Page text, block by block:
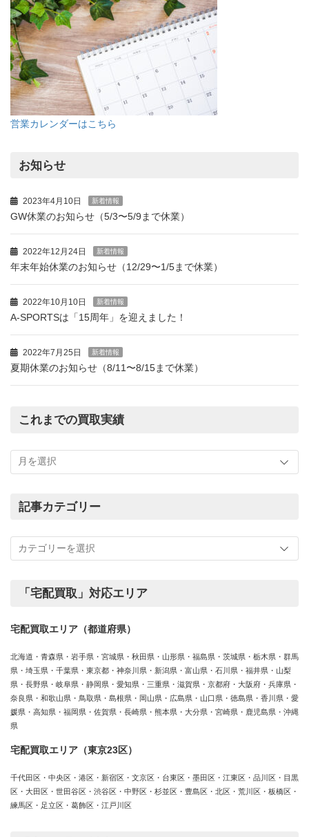
営業カレンダーはこちら
お知らせ
2023年4月10日 新着情報
GW休業のお知らせ（5/3〜5/9まで休業）
2022年12月24日 新着情報
年末年始休業のお知らせ（12/29〜1/5まで休業）
2022年10月10日 新着情報
A-SPORTSは「15周年」を迎えました！
2022年7月25日 新着情報
夏期休業のお知らせ（8/11〜8/15まで休業）
これまでの買取実績
ま
の
績
記事カテゴリー
カ
「宅配買取」対応エリア
宅配買取エリア（都道府県）
北海道・青森県・岩手県・宮城県・秋田県・山形県・福島県・茨城県・栃木県・群馬
県・埼玉県・千葉県・東京都・神奈川県・新潟県・富山県・石川県・福井県・山梨
県・長野県・岐阜県・静岡県・愛知県・三重県・滋賀県・京都府・大阪府・兵庫県・
奈良県・和歌山県・鳥取県・島根県・岡山県・広島県・山口県・徳島県・香川県・愛
媛県・高知県・福岡県・佐賀県・長崎県・熊本県・大分県・宮崎県・鹿児島県・沖縄
県
宅配買取エリア（東京23区）
千代田区・中央区・港区・新宿区・文京区・台東区・墨田区・江東区・品川区・目黒
区・大田区・世田谷区・渋谷区・中野区・杉並区・豊島区・北区・荒川区・板橋区・
練馬区・足立区・葛飾区・江戸川区